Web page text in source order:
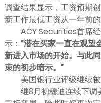
调查结果显示，工资预期
新工作最低工资从一年前
ACY Securities首席
示： “潜在买家一直在观望
新进入市场的开始。与此
束的初步暗示。”
美国银行业评级继续
继8月初穆迪连续下调